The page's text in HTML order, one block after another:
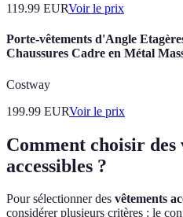
119.99 EURVoir le prix
Porte-vêtements d'Angle
Chaussures Cadre en Métal
Costway
199.99 EURVoir le prix
Comment choisir des
accessibles ?
Pour sélectionner des vêtements
considérer plusieurs critères : le